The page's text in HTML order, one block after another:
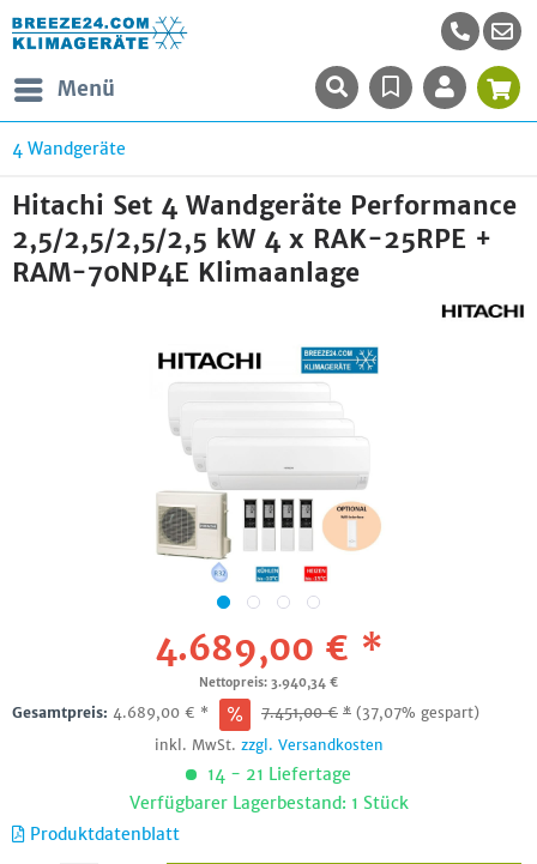
Menü
4 Wandgeräte
Hitachi Set 4 Wandgeräte Performance
2,5/2,5/2,5/2,5 kW 4 x RAK-25RPE +
RAM-70NP4E Klimaanlage
4.689,00 € *
Nettopreis: 3.940,34 €
Gesamtpreis: 4.689,00 € * 7.451,00€ * (37,07% gespart)
inkl. MwSt. zzgl. Versandkosten
14 - 21 Liefertage
Verfügbarer Lagerbestand: 1 Stück
Produktdatenblatt